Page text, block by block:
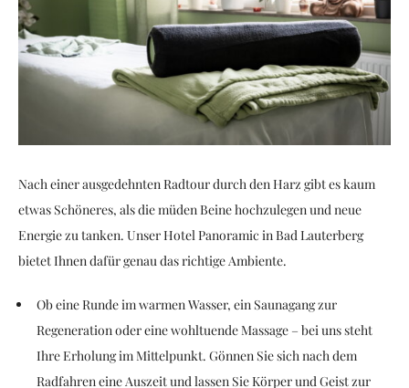
Nach einer ausgedehnten Radtour durch den Harz gibt es kaum
etwas Schöneres, als die müden Beine hochzulegen und neue
Energie zu tanken. Unser Hotel Panoramic in Bad Lauterberg
bietet Ihnen dafür genau das richtige Ambiente.
Ob eine Runde im warmen Wasser, ein Saunagang zur
Regeneration oder eine wohltuende Massage – bei uns steht
Ihre Erholung im Mittelpunkt. Gönnen Sie sich nach dem
Radfahren eine Auszeit und lassen Sie Körper und Geist zur